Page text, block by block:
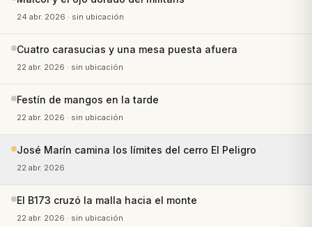
24 abr. 2026 · sin ubicación
Cuatro carasucias y una mesa puesta afuera
22 abr. 2026 · sin ubicación
Festín de mangos en la tarde
22 abr. 2026 · sin ubicación
José Marín camina los límites del cerro El Peligro
22 abr. 2026
El B173 cruzó la malla hacia el monte
22 abr. 2026 · sin ubicación